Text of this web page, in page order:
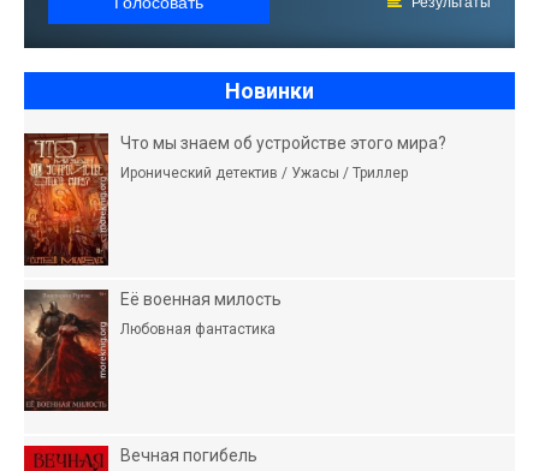
Новинки
Что мы знаем об устройстве этого мира?
Иронический детектив / Ужасы / Триллер
Её военная милость
Любовная фантастика
Вечная погибель